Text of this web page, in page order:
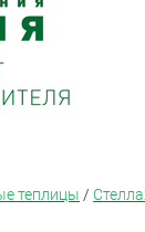
теплицы /